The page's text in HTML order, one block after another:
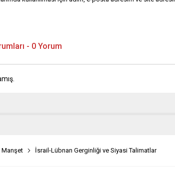
- 0 Yorum
Manşet İsrail-Lübnan Gerginliği ve Siyasi Talimatlar